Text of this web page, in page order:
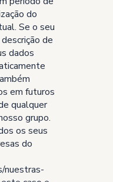
do
Se o seu
de
dados
em futuros
qualquer
grupo.
os seus
do
nuestras-